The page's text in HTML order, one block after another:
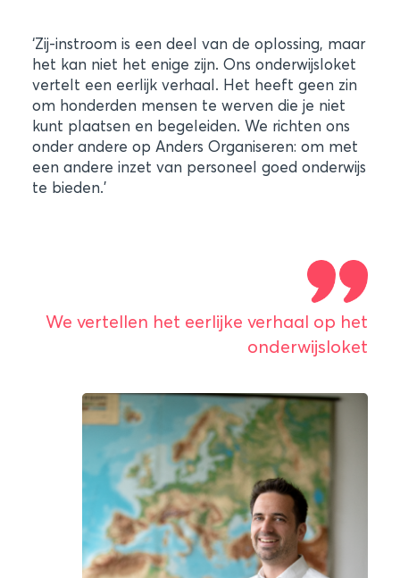
‘Zij-instroom is een deel van de oplossing, maar
het kan niet het enige zijn. Ons onderwijsloket
vertelt een eerlijk verhaal. Het heeft geen zin
om honderden mensen te werven die je niet
kunt plaatsen en begeleiden. We richten ons
onder andere op Anders Organiseren: om met
een andere inzet van personeel goed onderwijs
te bieden.’
We vertellen het eerlijke verhaal op het
onderwijsloket